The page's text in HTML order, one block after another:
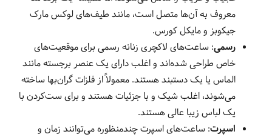
معروف به آن‌ها متصل است، مانند طیف‌های لوکس مارک
جیکوبز و مایکل کورس.
رسمی: ساعت‌های لاکچری زنانه رسمی برای موقعیت‌های
خاص طراحی شده‌اند و اغلب دارای یک عنصر برجسته مانند
الماس یا یک دستبند هستند. معمولاً از فلزات گران‌بها ساخته
می‌شوند، اغلب شیک و با جزئیات هستند و برای ست‌کردن با
یک لباس زیبا عالی هستند.
اسپرت: ساعت‌های اسپرت چندمنظوره می‌توانند زمان و